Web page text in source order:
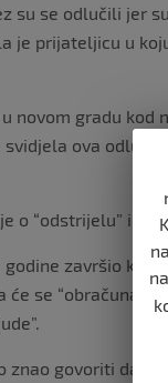
su se odlučili jer
je prijateljicu u
novom gradu
ova
o “odstrijelu” i
završio
se “obračunati
govoriti da je